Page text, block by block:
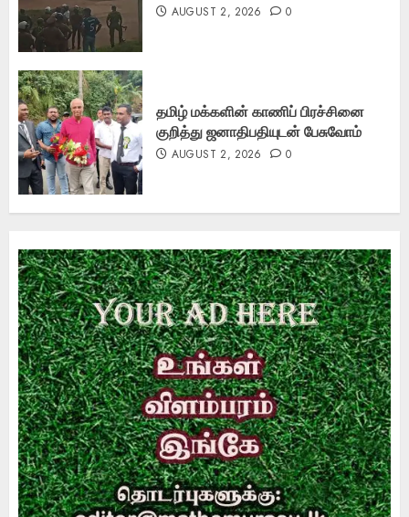
AUGUST 2, 2026 0
தமிழ் மக்களின் காணிப் பிரச்சினை
குறித்து ஜனாதிபதியுடன் பேசுவோம்
AUGUST 2, 2026 0